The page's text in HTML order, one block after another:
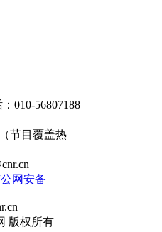
010-56807188
节目覆盖热
网安备
版权所有